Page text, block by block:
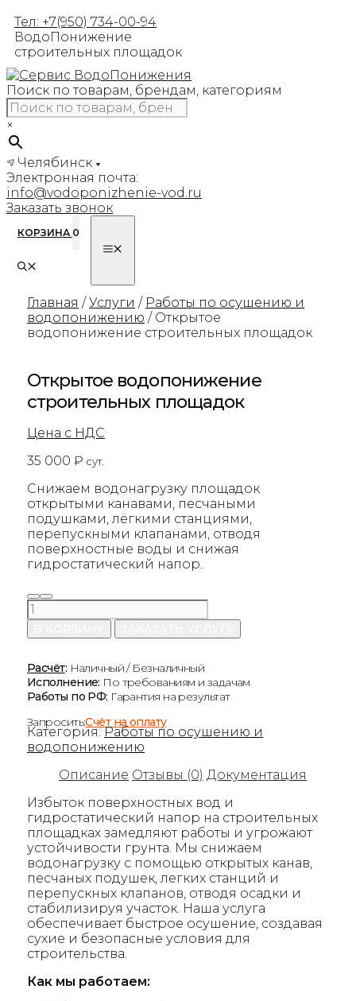
Перейти
содержимому
Тел: +7(950) 734-00-94
ВодоПонижение
строительных площадок
Поиск по товарам, брендам, категориям
×
Челябинск
Электронная почта:
info@vodoponizhenie-vod.ru
Заказать звонок
КОРЗИНА 0
Главная /Услуги / Работы по осушению и
водопонижению / Открытое
водопонижение строительных площадок
Открытое водопонижение
строительных площадок
Цена с НДС
35 000 ₽ сут.
Снижаем водонагрузку площадок
открытыми канавами, песчаными
подушками, лёгкими станциями,
перепускными клапанами, отводя
поверхностные воды и снижая
гидростатический напор.
Количество
товара
Открытое
строительных
площадок
Расчёт: Наличный / Безналичный
Исполнение: По требованиям и задачам
Работы по РФ: Гарантия на результат
Запросить:Счёт на оплату
Категория:Работы по осушению и
водопонижению
Описание Отзывы (0) Документация
Избыток поверхностных вод и
гидростатический напор на строительных
площадках замедляют работы и угрожают
устойчивости грунта. Мы снижаем
водонагрузку с помощью открытых канав,
песчаных подушек, легких станций и
перепускных клапанов, отводя осадки и
стабилизируя участок. Наша услуга
обеспечивает быстрое осушение, создавая
сухие и безопасные условия для
строительства.
Как мы работаем: